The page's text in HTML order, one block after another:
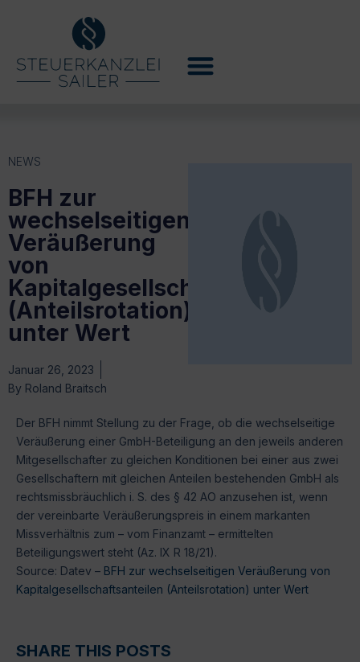
NEWS
BFH zur
wechselseitigen
Veräußerung
von
Kapitalgesellschaftsanteilen
(Anteilsrotation)
unter Wert
Januar 26, 2023
By Roland Braitsch
Der BFH nimmt Stellung zu der Frage, ob die wechselseitige
Veräußerung einer GmbH-Beteiligung an den jeweils anderen
Mitgesellschafter zu gleichen Konditionen bei einer aus zwei
Gesellschaftern mit gleichen Anteilen bestehenden GmbH als
rechtsmissbräuchlich i. S. des § 42 AO anzusehen ist, wenn
der vereinbarte Veräußerungspreis in einem markanten
Missverhältnis zum – vom Finanzamt – ermittelten
Beteiligungswert steht (Az. IX R 18/21).
Source: Datev – BFH zur wechselseitigen Veräußerung von
Kapitalgesellschaftsanteilen (Anteilsrotation) unter Wert
SHARE THIS POSTS